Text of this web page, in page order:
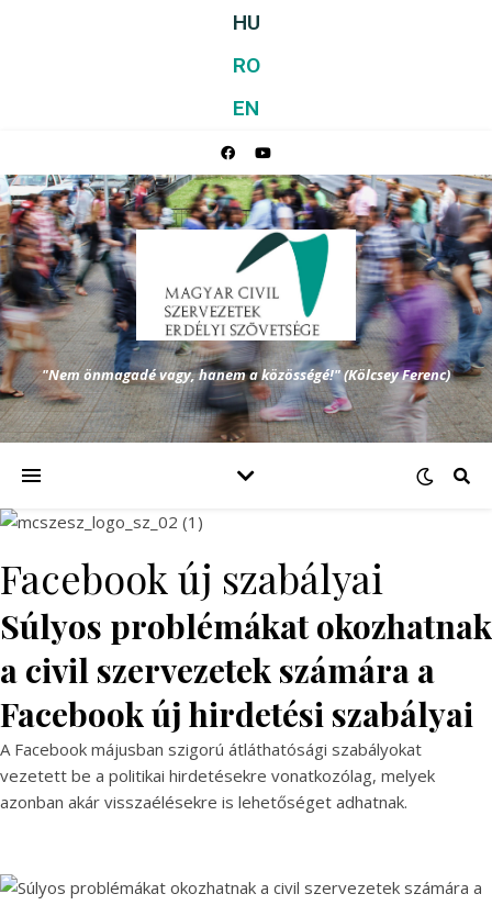
HU
RO
EN
"Nem önmagadé vagy, hanem a közösségé!" (Kölcsey Ferenc)
Facebook új szabályai
Súlyos problémákat okozhatnak
a civil szervezetek számára a
Facebook új hirdetési szabályai
A Facebook májusban szigorú átláthatósági szabályokat
vezetett be a politikai hirdetésekre vonatkozólag, melyek
azonban akár visszaélésekre is lehetőséget adhatnak.